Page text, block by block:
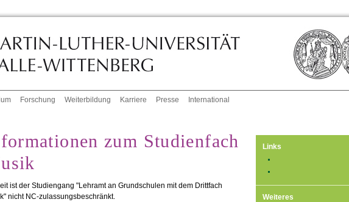
Forschung Weiterbildung Karriere Presse International
Links
Weiteres
zum Studienfach
ist der Studiengang "Lehramt an Grundschulen mit dem Drittfach
nichtNC-zulassungsbeschränkt.